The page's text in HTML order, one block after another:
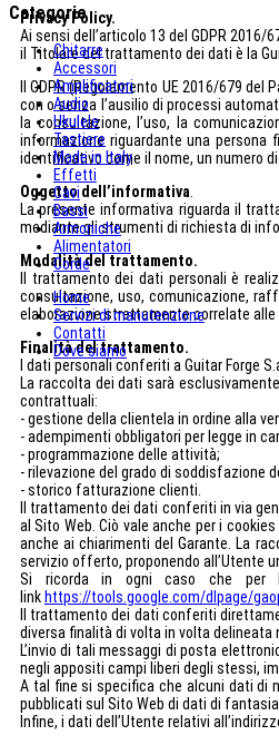
Categorie
Chitarre
Accessori
Amplificatori
Audio
Ukulele
Tastiere
Made in Italy
Effetti
Cavi
Bassi
Armoniche
Alimentatori
Corde
Home
Servizi di manutenzione
Contatti
Dove siamo
Privacy Policy.
Ai sensi dell’articolo 13 del GDPR
il Titolare del trattamento dei dati è la
Il GDPR (Regolamento UE 2016/679
con o senza l’ausilio di processi
la consultazione, l’uso, la
informazione riguardante una
identificativo come il nome, un numero
Oggetto dell’informativa
La presente informativa riguarda il
mediante gli strumenti di richiesta di
Modalità del trattamento.
Il trattamento dei dati personali è
consultazione, uso, comunicazione,
elaborazione strettamente correlate
Finalità del trattamento.
I dati personali conferiti a Guitar Forge
La raccolta dei dati sarà
contrattuali:
- gestione della clientela in ordine alla
- adempimenti obbligatori per legge in
- programmazione delle attività;
- rilevazione del grado di soddisfazione
- storico fatturazione clienti.
Il trattamento dei dati conferiti in via
al Sito Web. Ciò vale anche per i
anche ai chiarimenti del Garante. La
servizio offerto, proponendo all’Utente
Si ricorda in ogni caso che per
link https://tools.google.com/dlpage/
Il trattamento dei dati conferiti
diversa finalità di volta in volta
L’invio di tali messaggi di posta
negli appositi campi liberi degli stessi,
A tal fine si specifica che alcuni dati di
pubblicati sul Sito Web di dati di
Infine, i dati dell’Utente relativi